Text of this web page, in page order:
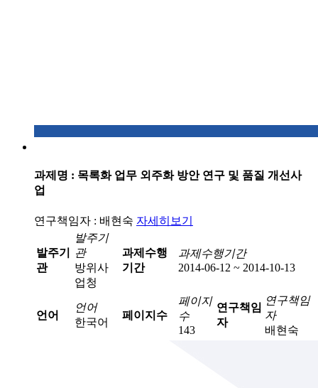
과제명 : 목록화 업무 외주화 방안 연구 및 품질 개선사
업
연구책임자 : 배현숙 자세히보기
발주기
관
발주기
관
방위사
업청
과제수행
기간
과제수행기간
2014-06-12 ~ 2014-10-13
언어
언어
한국어
페이지수
페이지
수
143
연구책임
자
연구책임
자
배현숙